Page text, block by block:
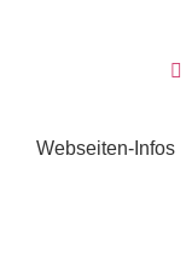
Webseiten-Infos